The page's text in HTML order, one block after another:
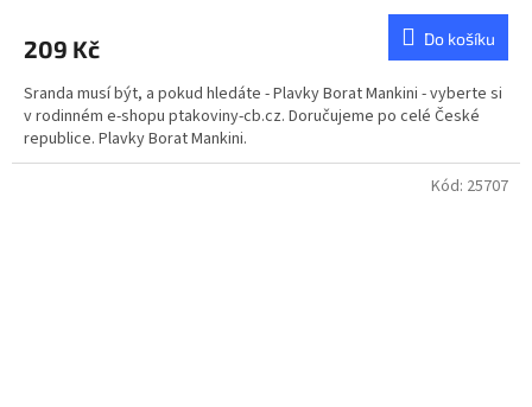
je
z
5
hvězdiček.
209 Kč Do košíku
Sranda musí být, a pokud hledáte - Plavky Borat Mankini - vyberte si
v rodinném e-shopu ptakoviny-cb.cz. Doručujeme po celé České
republice. Plavky Borat Mankini.
Kód: 25707